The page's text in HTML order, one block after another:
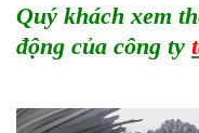
Quý khách xem
động của công ty